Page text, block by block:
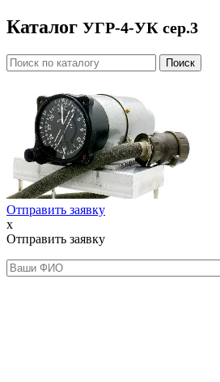
Каталог УГР-4-УК сер.3
Отправить заявку
x
Отправить заявку